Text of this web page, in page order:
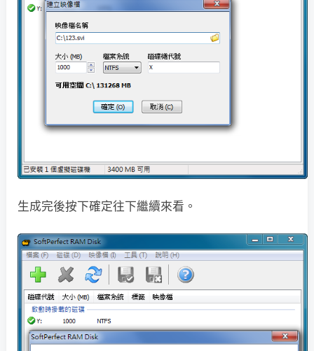
生成完後按下確定往下繼續來看。